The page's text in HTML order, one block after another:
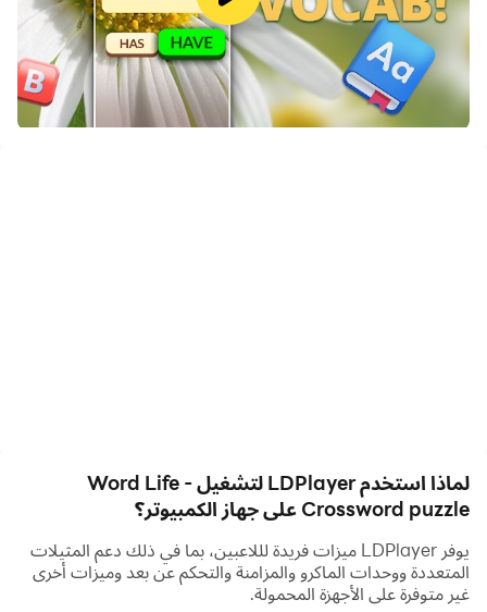
الكمبيوتر الآن واستمتع بالشاشة الكبيرة وجودة الصورة عالية
الوضوح لإصدار الكمبيوتر الشخصي!
يحب مجتمع كبير من اللاعبين لعبة الكلمات المتقاطعة هذه
بالفعل. انضم إليهم اليوم!
event. كاتي هي قطة لطيفة تأكل ملفات تعريف الارتباط!
ميزات Word Life:
&ثور؛ افتح آلاف المستويات: اتصال كلمات بلا حدود!
&ثور؛ تدريب عقلي يومي: تحديات نحوية جديدة وألغاز يومية
لماذا استخدم LDPlayer لتشغيل Word Life -
Crossword puzzle على جهاز الكمبيوتر؟
يوفر LDPlayer ميزات فريدة لللاعبين، بما في ذلك دعم المثيلات
المتعددة ووحدات الماكرو والمزامنة والتحكم عن بعد وميزات أخرى
غير متوفرة على الأجهزة المحمولة.